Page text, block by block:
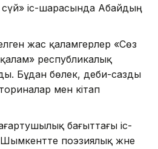
іс-шарасында Абайдың
жас қаламгерлер «Сөз
республикалық
Бұдан бөлек, әдеби-сазды
мен кітап
бағыттағы іс-
поэзиялық және